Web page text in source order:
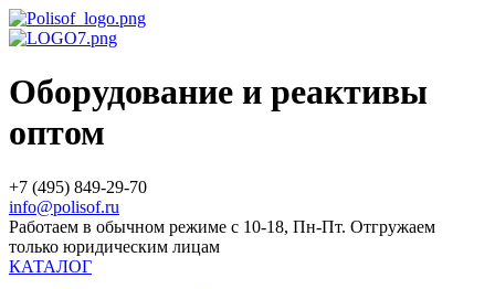
Оборудование и реактивы
оптом
+7 (495) 849-29-70
info@polisof.ru
Работаем в обычном режиме с 10-18, Пн-Пт. Отгружаем
только юридическим лицам
КАТАЛОГ